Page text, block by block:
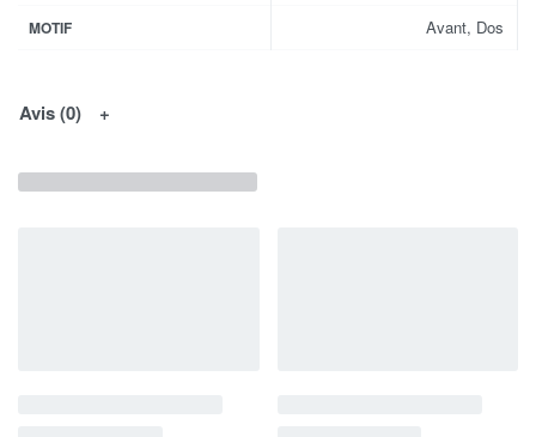
MOTIF Avant, Dos
Avis (0)